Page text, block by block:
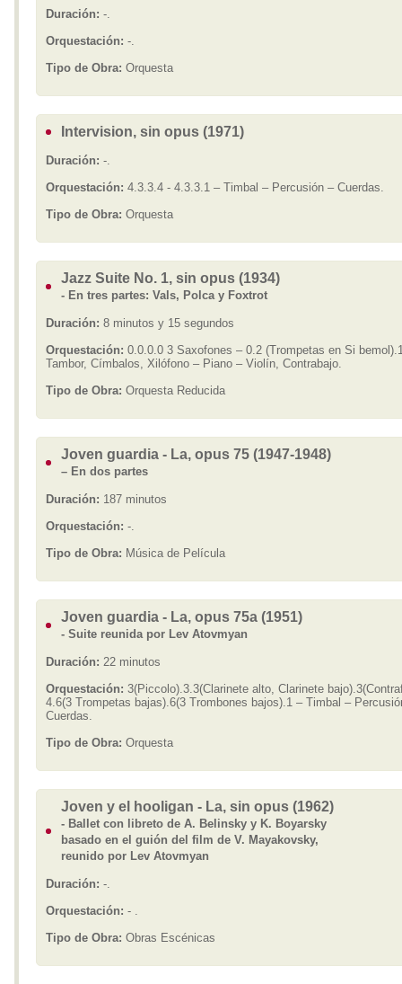
Duración: -.
Orquestación: -.
Tipo de Obra: Orquesta
Intervision, sin opus (1971)
Duración: -.
Orquestación: 4.3.3.4 - 4.3.3.1 – Timbal – Percusión – Cuerdas.
Tipo de Obra: Orquesta
Jazz Suite No. 1, sin opus (1934)
- En tres partes: Vals, Polca y Foxtrot
Duración: 8 minutos y 15 segundos
Orquestación: 0.0.0.0 3 Saxofones – 0.2 (Trompetas en Si
Tambor, Címbalos, Xilófono – Piano – Violín, Contrabajo.
Tipo de Obra: Orquesta Reducida
Joven guardia - La, opus 75 (1947-1948)
– En dos partes
Duración: 187 minutos
Orquestación: -.
Tipo de Obra: Música de Película
Joven guardia - La, opus 75a (1951)
- Suite reunida por Lev Atovmyan
Duración: 22 minutos
Orquestación: 3(Piccolo).3.3(Clarinete alto, Clarinete
4.6(3 Trompetas bajas).6(3 Trombones bajos).1 – Timbal –
Cuerdas.
Tipo de Obra: Orquesta
Joven y el hooligan - La, sin opus (1962)
- Ballet con libreto de A. Belinsky y K. Boyarsky
basado en el guión del film de V. Mayakovsky,
reunido por Lev Atovmyan
Duración: -.
Orquestación: - .
Tipo de Obra: Obras Escénicas